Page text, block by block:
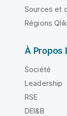
Sources et
Régions Qlik
À Propos
Société
Leadership
RSE
DEI&B